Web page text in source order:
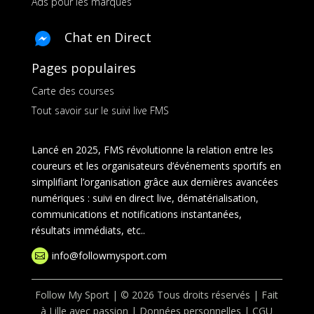
Chat en Direct
Pages populaires
Carte des courses
Tout savoir sur le suivi live FMS
Lancé en 2025, FMS révolutionne la relation entre les
coureurs et les organisateurs d’événements sportifs en
simplifiant l’organisation grâce aux dernières avancées
numériques : suivi en direct live, dématérialisation,
communications et notifications instantanées,
résultats immédiats, etc..
 info@followmysport.com
Follow My Sport | © 2026 Tous droits réservés | Fait
à Lille avec passion | Données personnelles |CGU